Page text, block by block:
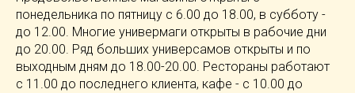
понедельника по пятницу с 6.00 до 18.00, в субботу -
до 12.00. Многие универмаги открыты в рабочие дни
до 20.00. Ряд больших универсамов открыты и по
выходным дням до 18.00-20.00. Рестораны работают
с 11.00 до последнего клиента, кафе - с 10.00 до